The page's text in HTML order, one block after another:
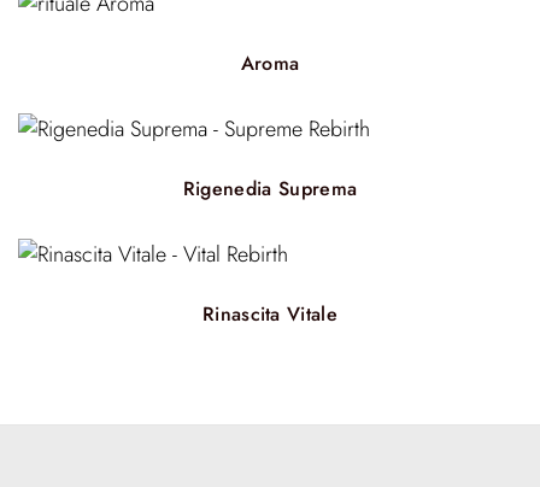
Aroma
Rigenedia Suprema
Rinascita Vitale